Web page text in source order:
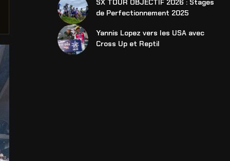
SX TOUR OBJECTIF 2026 : Stages
de Perfectionnement 2025
Yannis Lopez vers les USA avec
Cross Up et Reptil